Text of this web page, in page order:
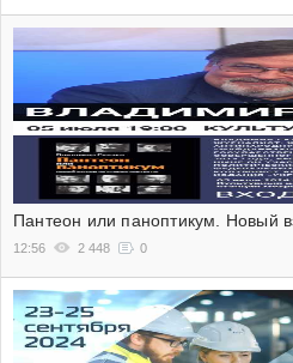
Пантеон или паноптикум. Новый
12:56 2 448 0